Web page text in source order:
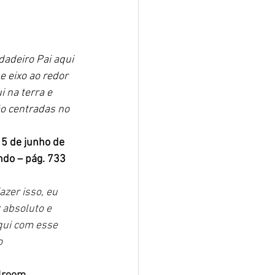
Pai aqui
eixo ao redor
na terra e
centradas no
de junho de
– pág. 733
isso, eu
absoluto e
com esse